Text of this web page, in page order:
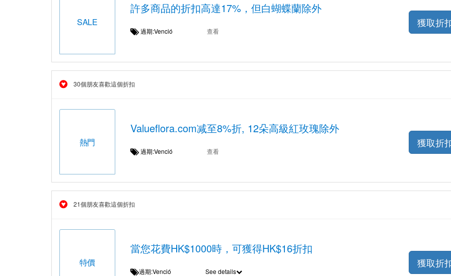
SALE
許多商品的折扣高達17%，但白蝴蝶蘭除外
過期:Venció 查看
獲取折
30個朋友喜歡這個折扣
熱門
Valueflora.com减至8%折, 12朵高級紅玫瑰除外
過期:Venció 查看
獲取折
21個朋友喜歡這個折扣
特價
當您花費HK$1000時，可獲得HK$16折扣
過期:Venció See details
獲取折